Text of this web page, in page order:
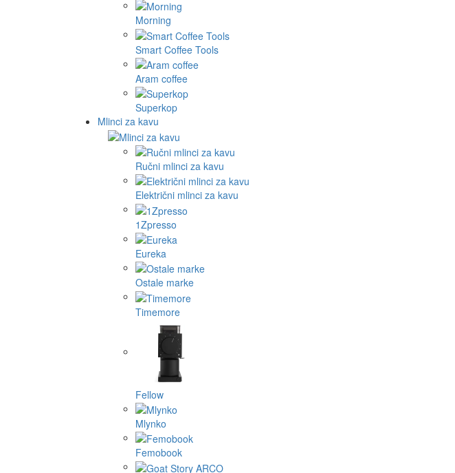
Morning
Smart Coffee Tools
Aram coffee
Superkop
Mlinci za kavu
Ručni mlinci za kavu
Električni mlinci za kavu
1Zpresso
Eureka
Ostale marke
Timemore
Fellow
Mlynko
Femobook